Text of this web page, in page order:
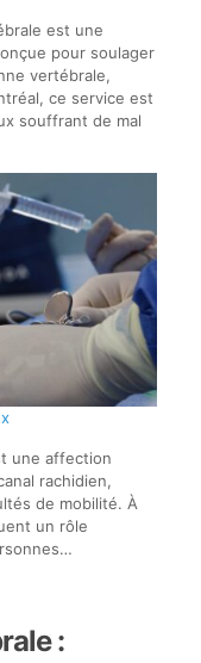
est une
pour soulager
vertébrale,
ce service est
souffrant de mal
une affection
rachidien,
de mobilité. À
un rôle
: